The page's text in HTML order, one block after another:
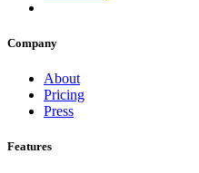
Company
About
Pricing
Press
Features